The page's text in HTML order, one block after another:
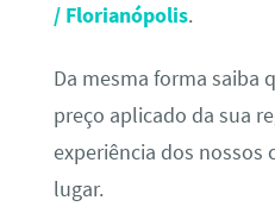
/ Florianópolis.
Da mesma forma saiba
preço aplicado da sua
experiência dos nossos
lugar.